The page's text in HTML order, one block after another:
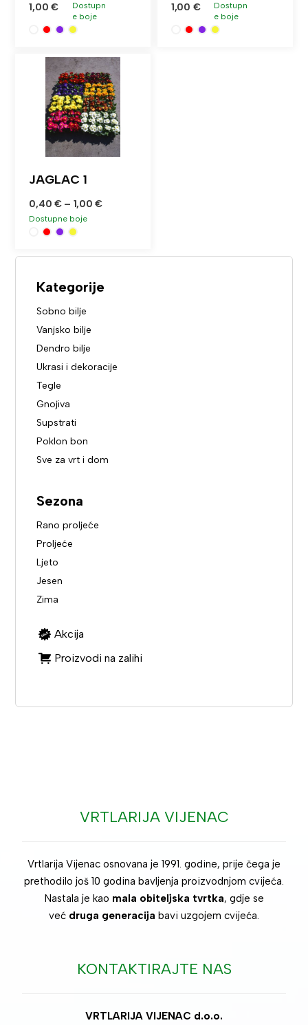
1,00 €
Dostupn
e boje
1,00 €
Dostupn
e boje
JAGLAC 1
0,40 €– 1,00€
Dostupne boje
Kategorije
Sobno bilje
Vanjsko bilje
Dendro bilje
Ukrasi i dekoracije
Tegle
Gnojiva
Supstrati
Poklon bon
Sve za vrt i dom
Sezona
Rano proljeće
Proljeće
Ljeto
Jesen
Zima
Akcija
Proizvodi na zalihi
VRTLARIJA VIJENAC
Vrtlarija Vijenac osnovana je 1991. godine, prije čega je
prethodilo još 10 godina bavljenja proizvodnjom cvijeća.
Nastala je kao mala obiteljska tvrtka, gdje se
već druga generacija bavi uzgojem cvijeća.
KONTAKTIRAJTE NAS
VRTLARIJA VIJENAC d.o.o.